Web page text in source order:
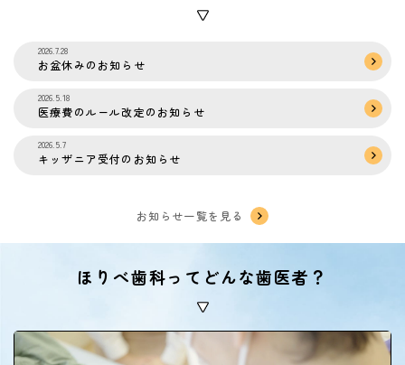
2026.7.28
お盆休みのお知らせ
2026.5.18
医療費のルール改定のお知らせ
2026.5.7
キッザニア受付のお知らせ
お知らせ一覧を見る
ほりべ歯科ってどんな歯医者？